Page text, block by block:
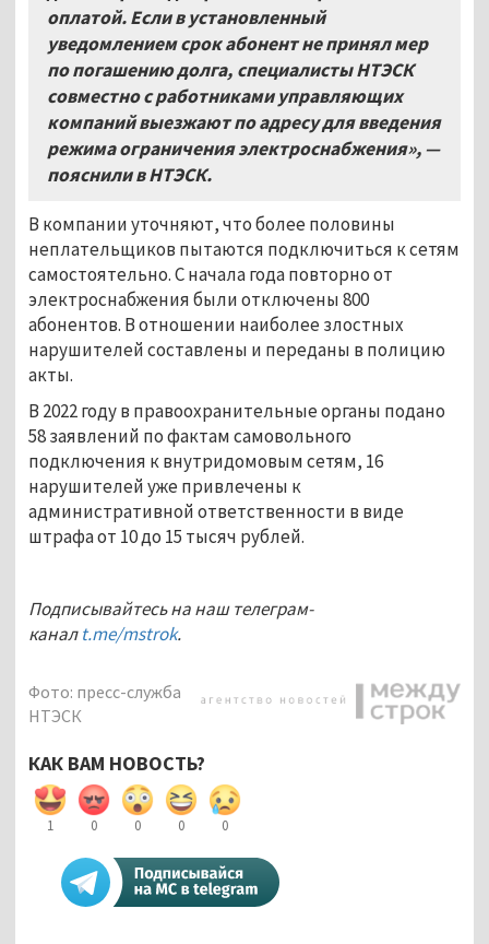
оплатой. Если в установленный
уведомлением срок абонент не принял мер
по погашению долга, специалисты НТЭСК
совместно с работниками управляющих
компаний выезжают по адресу для введения
режима ограничения электроснабжения», —
пояснили в НТЭСК.
В компании уточняют, что более половины
неплательщиков пытаются подключиться к сетям
самостоятельно. С начала года повторно от
электроснабжения были отключены 800
абонентов. В отношении наиболее злостных
нарушителей составлены и переданы в полицию
акты.
В 2022 году в правоохранительные органы подано
58 заявлений по фактам самовольного
подключения к внутридомовым сетям, 16
нарушителей уже привлечены к
административной ответственности в виде
штрафа от 10 до 15 тысяч рублей.
Подписывайтесь на наш телеграм-
каналt.me/mstrok.
Фото: пресс-служба
НТЭСК
КАК ВАМ НОВОСТЬ?
1 0 0 0 0